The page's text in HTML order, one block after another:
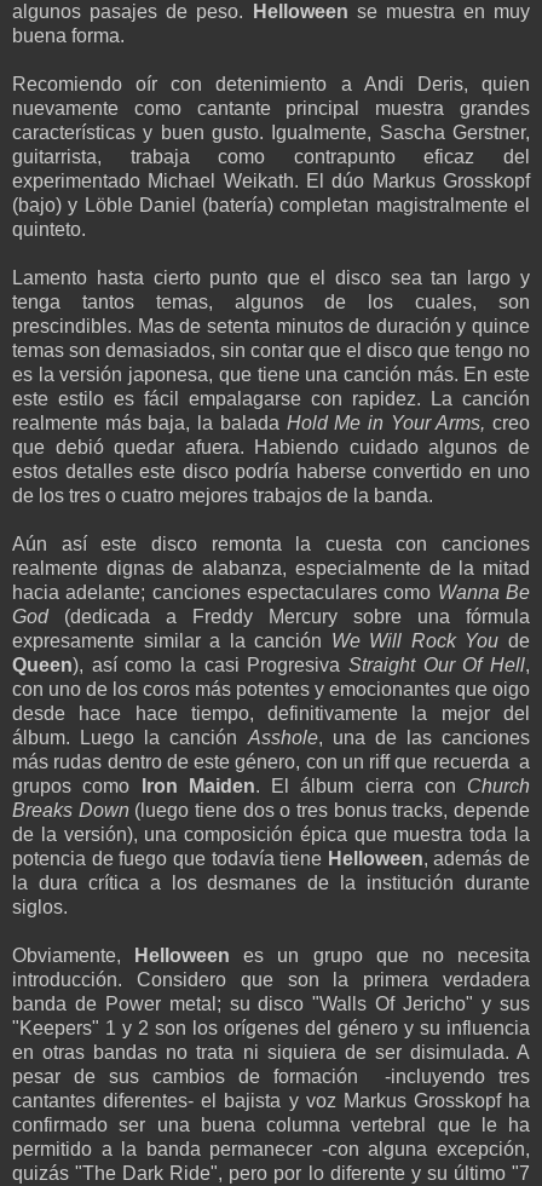
algunos pasajes de peso.
Helloween se muestra en muy
buena forma.
Recomiendo oír con detenimiento a Andi Deris, quien
nuevamente como cantante principal muestra grandes
características y buen gusto. Igualmente, Sascha Gerstner,
guitarrista, trabaja como contrapunto eficaz del
experimentado Michael Weikath. El dúo Markus Grosskopf
(bajo) y Löble Daniel (batería) completan magistralmente el
quinteto.
Lamento hasta cierto punto que el disco sea tan largo y
tenga tantos temas, algunos de los cuales, son
prescindibles. Mas de setenta minutos de duración y quince
temas son demasiados, sin contar que el disco que tengo no
es la versión japonesa, que tiene una canción más. En este
este estilo es fácil empalagarse con rapidez. La canción
realmente más baja, la balada Hold Me in Your Arms, creo
que debió quedar afuera. Habiendo cuidado algunos de
estos detalles este disco podría haberse convertido en uno
de los tres o cuatro mejores trabajos de la banda.
Aún así este disco remonta la cuesta con canciones
realmente dignas de alabanza, especialmente de la mitad
hacia adelante; canciones espectaculares como Wanna Be
God(dedicada a Freddy Mercury sobre una fórmula
expresamente similar a la canción We Will Rock You de
Queen), así como la casi Progresiva Straight Our Of Hell,
con uno de los coros más potentes y emocionantes que oigo
desde hace hace tiempo, definitivamente la mejor del
álbum. Luego la canción Asshole, una de las canciones
más rudas dentro de este género, con un riff que recuerda a
grupos como
Iron Maiden. El álbum cierra con Church
Breaks Down (luego tiene dos o tres bonus tracks, depende
de la versión), una composición épica que muestra toda la
potencia de fuego que todavía tiene Helloween, además de
la dura crítica a los desmanes de la institución durante
siglos.
Obviamente, Helloween es un grupo que no necesita
introducción. Considero que son la primera verdadera
banda de Power metal; su disco "Walls Of Jericho" y sus
"Keepers" 1 y 2 son los orígenes del género y su influencia
en otras bandas no trata ni siquiera de ser disimulada. A
pesar de sus cambios de formación -incluyendo tres
cantantes diferentes- el bajista y voz Markus Grosskopf ha
confirmado ser una buena columna vertebral que le ha
permitido a la banda permanecer -con alguna excepción,
quizás "The Dark Ride", pero por lo diferente y su último "7